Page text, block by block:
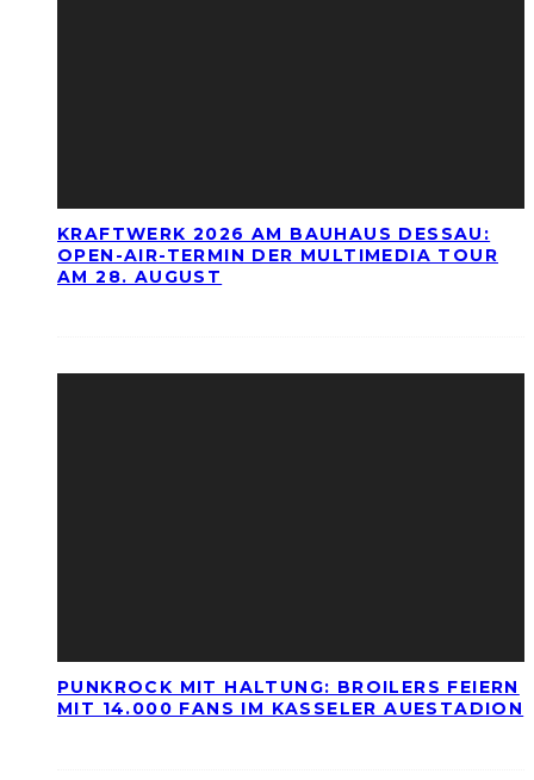
KRAFTWERK 2026 AM BAUHAUS DESSAU:
OPEN-AIR-TERMIN DER MULTIMEDIA TOUR
AM 28. AUGUST
PUNKROCK MIT HALTUNG: BROILERS FEIERN
MIT 14.000 FANS IM KASSELER AUESTADION